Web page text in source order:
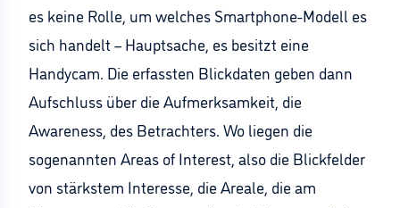
es keine Rolle, um welches Smartphone-Modell es
sich handelt – Hauptsache, es besitzt eine
Handycam. Die erfassten Blickdaten geben dann
Aufschluss über die Aufmerksamkeit, die
Awareness, des Betrachters. Wo liegen die
sogenannten Areas of Interest, also die Blickfelder
von stärkstem Interesse, die Areale, die am